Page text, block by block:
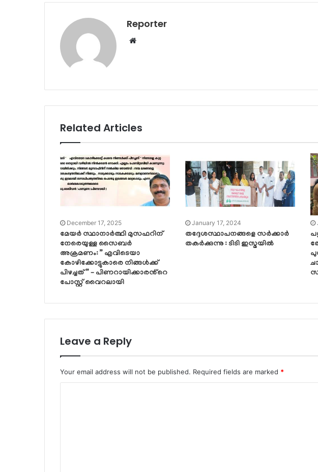
Reporter
Website
Related Articles
December 17, 2025
മേയർ സ്ഥാനാർത്ഥി മുസഫറിന്
നേരെയുള്ള സൈബർ
അക്രമണം: ” എവിടെയാ
കോഴിക്കോട്ടുകാരെ നിങ്ങൾക്ക്
പിഴച്ചത് ” – പിണറായിക്കാരൻ്റെ
പോസ്റ്റ് വൈറലായി
January 17, 2024
തദ്ദേശസ്ഥാപനങ്ങളെ സർക്കാർ
തകർക്കുന്നു : ടിടി ഇസ്മയിൽ
Leave a Reply
Your email address will not be published. Required fields are marked *